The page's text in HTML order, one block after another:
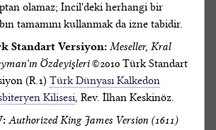
olamaz; İncil'deki herhangi bir
tamamını kullanmak da izne tabidir.
Standart Versiyon: Meseller, Kral
Özdeyişleri©2010 Türk Standart
(R.1) Türk Dünyası Kalkedon
Kilisesi, Rev. İlhan Keskinöz.
Authorized King James Version (1611)